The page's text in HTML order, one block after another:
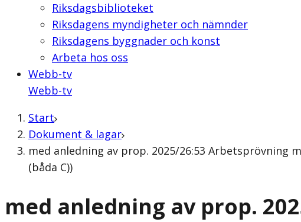
Riksdagsbiblioteket
Riksdagens myndigheter och nämnder
Riksdagens byggnader och konst
Arbeta hos oss
Webb-tv
Webb-tv
Start
Dokument & lagar
med anledning av prop. 2025/26:53 Arbetsprövning
(båda C))
med anledning av prop.